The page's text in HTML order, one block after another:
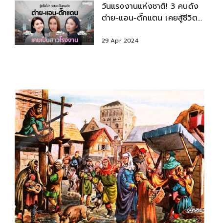
วันแรงงานแห่งชาติ! 3 คนดัง
ต่าย-แอน-ตั๊กแตน เคยสู้ชีวิต
29 Apr 2024